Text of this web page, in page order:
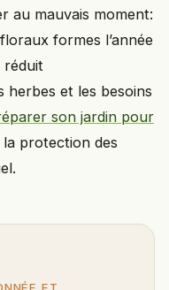
au mauvais moment:
formes l’année
réduit
herbes et les besoins
son jardin pour
la protection des